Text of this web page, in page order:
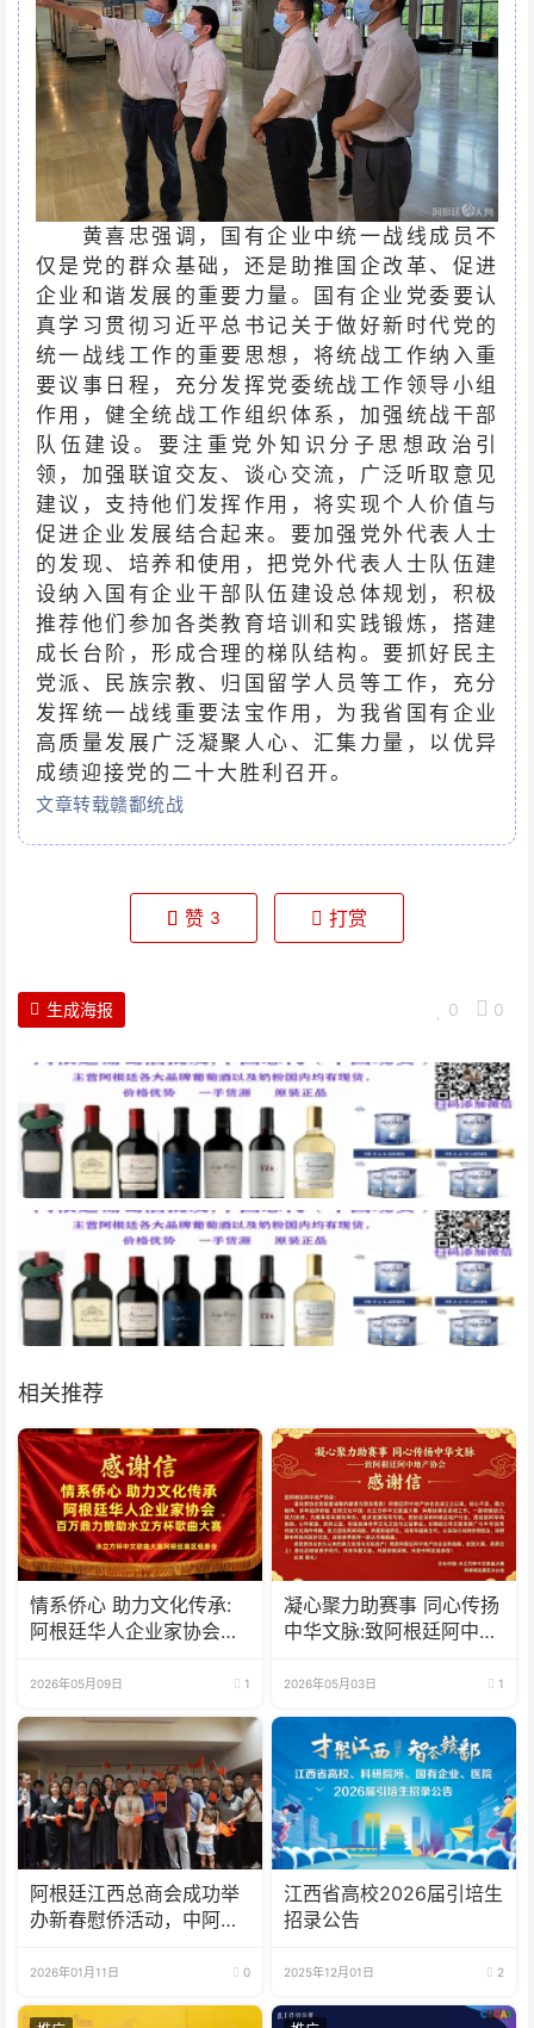
黄喜忠强调，国有企业中统一战线成员不
仅是党的群众基础，还是助推国企改革、促进
企业和谐发展的重要力量。国有企业党委要认
真学习贯彻习近平总书记关于做好新时代党的
统一战线工作的重要思想，将统战工作纳入重
要议事日程，充分发挥党委统战工作领导小组
作用，健全统战工作组织体系，加强统战干部
队伍建设。要注重党外知识分子思想政治引
领，加强联谊交友、谈心交流，广泛听取意见
建议，支持他们发挥作用，将实现个人价值与
促进企业发展结合起来。要加强党外代表人士
的发现、培养和使用，把党外代表人士队伍建
设纳入国有企业干部队伍建设总体规划，积极
推荐他们参加各类教育培训和实践锻炼，搭建
成长台阶，形成合理的梯队结构。要抓好民主
党派、民族宗教、归国留学人员等工作，充分
发挥统一战线重要法宝作用，为我省国有企业
高质量发展广泛凝聚人心、汇集力量，以优异
成绩迎接党的二十大胜利召开。
文章转载赣鄱统战
赞 3 打赏
0 0
生成海报
相关推荐
情系侨心 助力文化传承:
阿根廷华人企业家协会百
歌曲大赛
2026年05月09日 1
凝心聚力助赛事 同心传扬
中华文脉:致阿根廷阿中地
2026年05月03日 1
阿根廷江西总商会成功举
办新春慰侨活动，中阿合
2026年01月11日 0
江西省高校2026届引培生
招录公告
2025年12月01日 2